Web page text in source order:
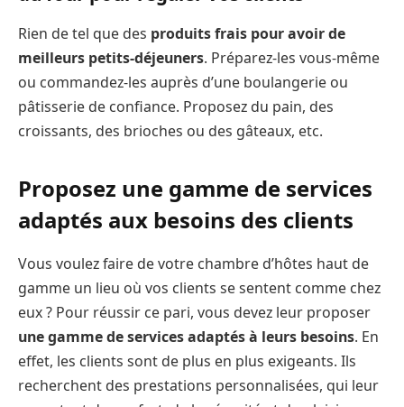
Rien de tel que des produits frais pour avoir de
meilleurs petits-déjeuners. Préparez-les vous-même
ou commandez-les auprès d’une boulangerie ou
pâtisserie de confiance. Proposez du pain, des
croissants, des brioches ou des gâteaux, etc.
Proposez une gamme de services
adaptés aux besoins des clients
Vous voulez faire de votre chambre d’hôtes haut de
gamme un lieu où vos clients se sentent comme chez
eux ? Pour réussir ce pari, vous devez leur proposer
une gamme de services adaptés à leurs besoins. En
effet, les clients sont de plus en plus exigeants. Ils
recherchent des prestations personnalisées, qui leur